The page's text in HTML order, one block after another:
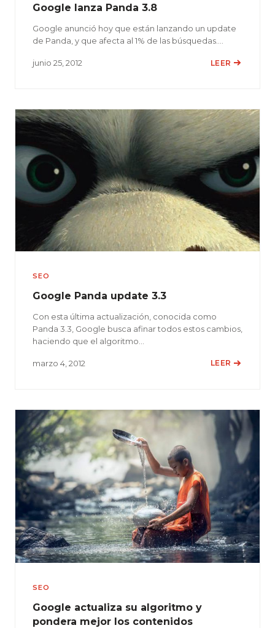
Google lanza Panda 3.8
Google anunció hoy que están lanzando un update
de Panda, y que afecta al 1% de las búsquedas.…
junio 25, 2012 LEER
SEO
Google Panda update 3.3
Con esta última actualización, conocida como
Panda 3.3, Google busca afinar todos estos cambios,
haciendo que el algoritmo…
marzo 4, 2012 LEER
SEO
Google actualiza su algoritmo y
pondera mejor los contenidos